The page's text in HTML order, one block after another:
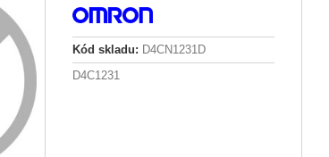
Kód skladu: D4CN1231D
D4C1231